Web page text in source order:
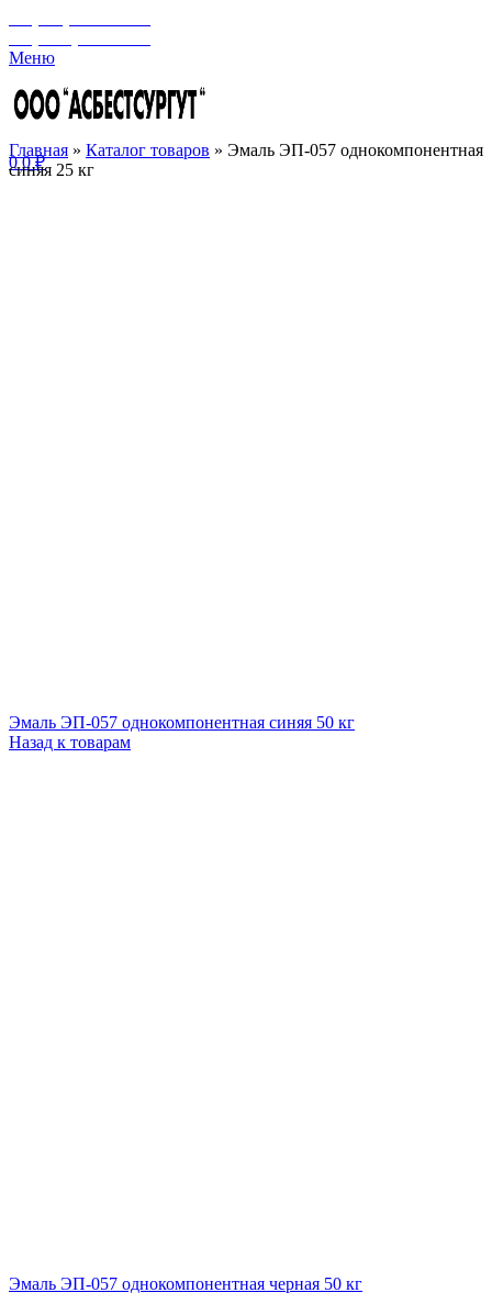
Меню
00₽
Главная » Каталог товаров » Эмаль ЭП-057 однокомпонентная
синяя 25 кг
Эмаль ЭП-057 однокомпонентная синяя 50 кг
Назад к товарам
Эмаль ЭП-057 однокомпонентная черная 50 кг